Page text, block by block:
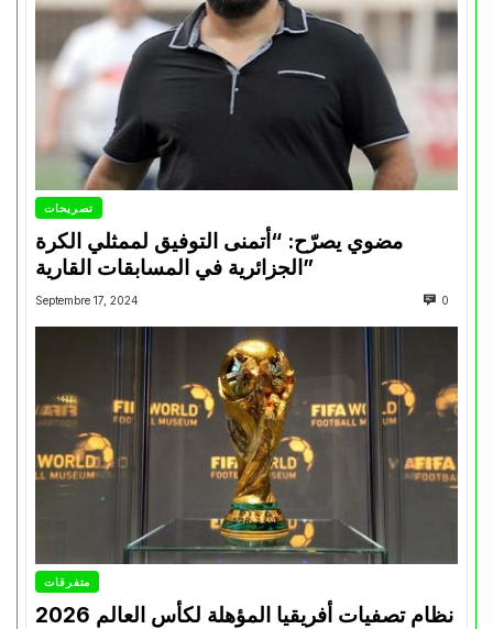
تصريحات
مضوي يصرّح: “أتمنى التوفيق لممثلي الكرة
الجزائرية في المسابقات القارية”
Septembre 17, 2024 0
متفرقات
نظام تصفيات أفريقيا المؤهلة لكأس العالم 2026